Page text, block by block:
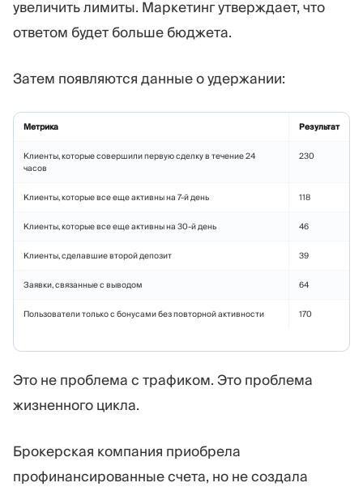
увеличить лимиты. Маркетинг утверждает, что
ответом будет больше бюджета.
Затем появляются данные о удержании:
Метрика Результат
Клиенты, которые совершили первую сделку в течение 24
часов
230
Клиенты, которые все еще активны на 7-й день 118
Клиенты, которые все еще активны на 30-й день 46
Клиенты, сделавшие второй депозит 39
Заявки, связанные с выводом 64
Пользователи только с бонусами без повторной активности 170
Это не проблема с трафиком. Это проблема
жизненного цикла.
Брокерская компания приобрела
профинансированные счета, но не создала